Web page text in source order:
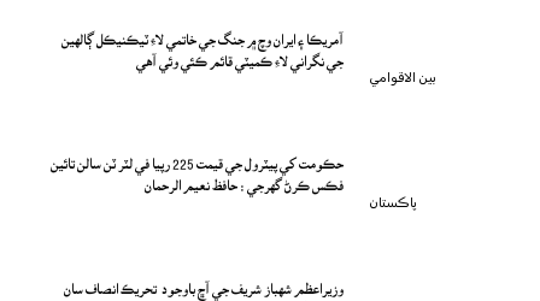
بين الاقوامي
آمريڪا ۽ ايران وچ ۾ جنگ جي خاتمي لاءِ ٽيڪنيڪل ڳالهين
جي نگراني لاءِ ڪميٽي قائم ڪئي وئي آهي
پاڪستان
فڪس ڪرڻ گهرجي : حافظ نعيم الرحمان
وزيراعظم شهباز شريف جي آڇ باوجود تحريڪ انصاف سان